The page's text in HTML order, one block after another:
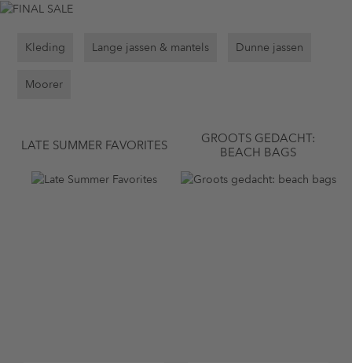
Kleding Lange jassen & mantels Dunne jassen
Moorer
LATE SUMMER FAVORITES
GROOTS GEDACHT:
BEACH BAGS